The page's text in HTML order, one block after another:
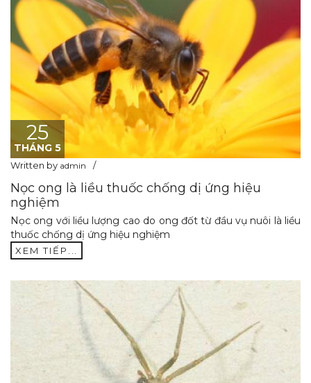
25
THÁNG 5
Written by admin
Nọc ong là liều thuốc chống dị ứng hiệu
nghiệm
Nọc ong với liều lượng cao do ong đốt từ đầu vụ nuôi là liều
thuốc chống dị ứng hiệu nghiệm
XEM TIẾP...